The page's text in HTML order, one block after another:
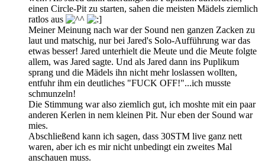
einen Circle-Pit zu starten, sahen die meisten Mädels ziemlich
ratlos aus
Meiner Meinung nach war der Sound nen ganzen Zacken zu
laut und matschig, nur bei Jared's Solo-Aufführung war das
etwas besser! Jared unterhielt die Meute und die Meute folgte
allem, was Jared sagte. Und als Jared dann ins Puplikum
sprang und die Mädels ihn nicht mehr loslassen wollten,
entfuhr ihm ein deutliches "FUCK OFF!"...ich musste
schmunzeln!
Die Stimmung war also ziemlich gut, ich moshte mit ein paar
anderen Kerlen in nem kleinen Pit. Nur eben der Sound war
mies.
Abschließend kann ich sagen, dass 30STM live ganz nett
waren, aber ich es mir nicht unbedingt ein zweites Mal
anschauen muss.